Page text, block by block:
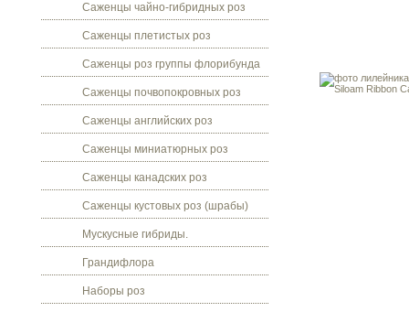
Саженцы чайно-гибридных роз
Саженцы плетистых роз
Саженцы роз группы флорибунда
Саженцы почвопокровных роз
Саженцы английских роз
Саженцы миниатюрных роз
Саженцы канадских роз
Саженцы кустовых роз (шрабы)
Мускусные гибриды.
Грандифлора
Наборы роз